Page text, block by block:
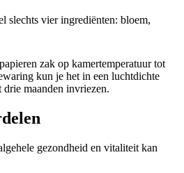
slechts vier ingrediënten: bloem,
zak op kamertemperatuur tot
kun je het in een luchtdichte
maanden invriezen.
gezondheid en vitaliteit kan